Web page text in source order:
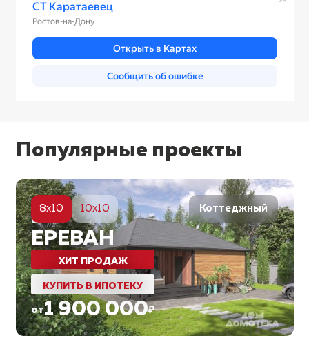
Популярные проекты
Коттеджный
8x10 10x10
80
ЕРЕВАН
ХИТ ПРОДАЖ
КУПИТЬ В ИПОТЕКУ
от1 900 000₽
5